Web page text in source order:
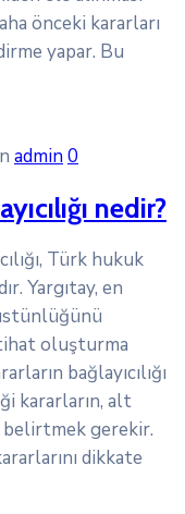
önceki kararları
yapar. Bu
admin0
nedir?
Türk hukuk
Yargıtay, en
oluşturma
bağlayıcılığı
kararların, alt
gerekir.
dikkate